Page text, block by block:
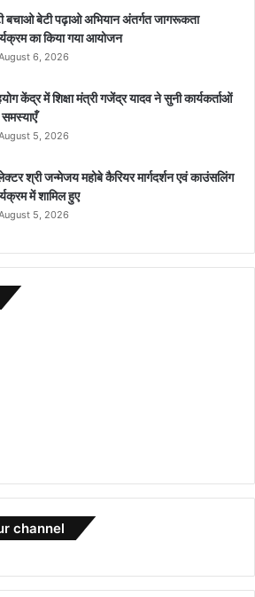
बचाओ बेटी पढ़ाओ अभियान अंतर्गत जागरूकता
का किया गया आयोजन
6, 2026
केंद्र में शिक्षा मंत्री गजेंद्र यादव ने सुनी कार्यकर्ताओं
5, 2026
श्री जन्मेजय महोबे कैरियर मार्गदर्शन एवं काउंसलिंग
में शामिल हुए
5, 2026
channel